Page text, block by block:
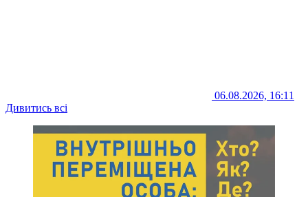
06.08.2026, 16:11
Дивитись всі